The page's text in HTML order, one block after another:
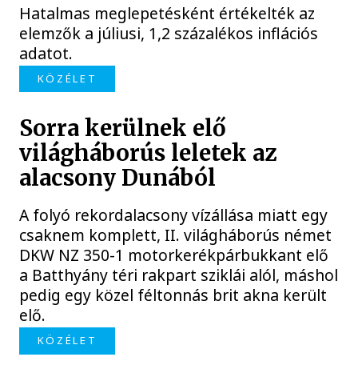
Hatalmas meglepetésként értékelték az
elemzők a júliusi, 1,2 százalékos inflációs
adatot.
KÖZÉLET
Sorra kerülnek elő
világháborús leletek az
alacsony Dunából
A folyó rekordalacsony vízállása miatt egy
csaknem komplett, II. világháborús német
DKW NZ 350-1 motorkerékpárbukkant elő
a Batthyány téri rakpart sziklái alól, máshol
pedig egy közel féltonnás brit akna került
elő.
KÖZÉLET